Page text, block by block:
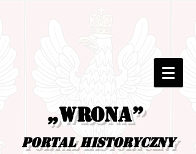
„Wrona”
portal historyczny